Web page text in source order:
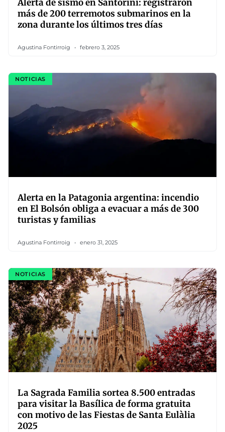
Alerta de sismo en Santorini: registraron
más de 200 terremotos submarinos en la
zona durante los últimos tres días
Agustina Fontirroig febrero 3, 2025
NOTICIAS
Alerta en la Patagonia argentina: incendio
en El Bolsón obliga a evacuar a más de 300
turistas y familias
Agustina Fontirroig enero 31, 2025
NOTICIAS
La Sagrada Familia sortea 8.500 entradas
para visitar la Basílica de forma gratuita
con motivo de las Fiestas de Santa Eulàlia
2025